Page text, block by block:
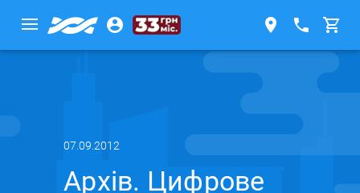
07.09.2012
Архів. Цифрове